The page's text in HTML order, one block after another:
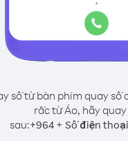
số từ bàn phím quay số
rắc từ Áo, hãy
sau:+964+ Số điện